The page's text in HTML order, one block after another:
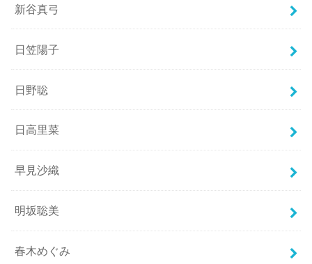
新谷真弓
日笠陽子
日野聡
日高里菜
早見沙織
明坂聡美
春木めぐみ